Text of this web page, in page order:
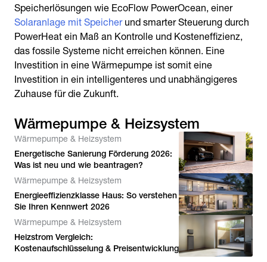
Speicherlösungen wie EcoFlow PowerOcean, einer
Solaranlage mit Speicherund smarter Steuerung durch
PowerHeat ein Maß an Kontrolle und Kosteneffizienz,
das fossile Systeme nicht erreichen können. Eine
Investition in eine Wärmepumpe ist somit eine
Investition in ein intelligenteres und unabhängigeres
Zuhause für die Zukunft.
Wärmepumpe & Heizsystem
Wärmepumpe & Heizsystem
Energetische Sanierung Förderung 2026:
Was ist neu und wie beantragen?
Wärmepumpe & Heizsystem
Energieeffizienzklasse Haus: So verstehen
Sie Ihren Kennwert 2026
Wärmepumpe & Heizsystem
Heizstrom Vergleich:
Kostenaufschlüsselung & Preisentwicklung